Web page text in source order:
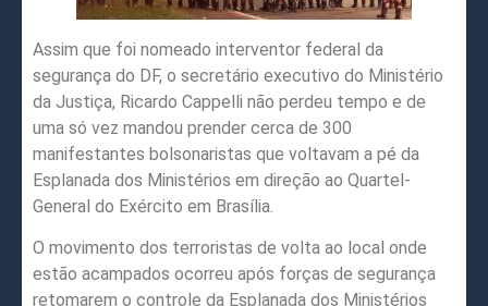
Assim que foi nomeado interventor federal da
segurança do DF, o secretário executivo do Ministério
da Justiça, Ricardo Cappelli não perdeu tempo e de
uma só vez mandou prender cerca de 300
manifestantes bolsonaristas que voltavam a pé da
Esplanada dos Ministérios em direção ao Quartel-
General do Exército em Brasília.
O movimento dos terroristas de volta ao local onde
estão acampados ocorreu após forças de segurança
retomarem o controle da Esplanada dos Ministérios